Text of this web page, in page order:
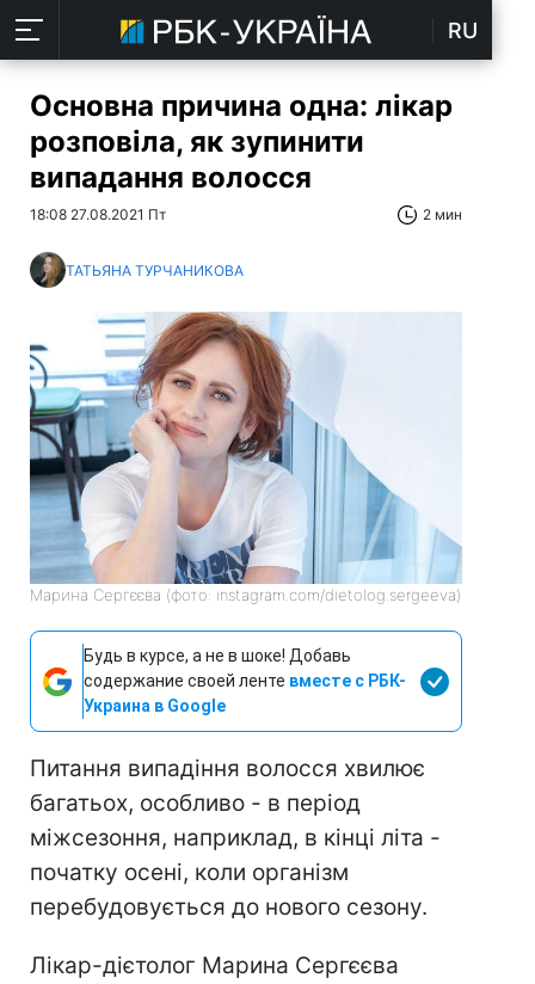
RU
Основна причина одна: лікар
розповіла, як зупинити
випадання волосся
18:08 27.08.2021 Пт 2 мин
ТАТЬЯНА ТУРЧАНИКОВА
Марина Сергєєва (фото: instagram.com/dietolog.sergeeva)
Будь в курсе, а не в шоке! Добавь
содержание своей ленте вместе с РБК-
Украина в Google
Питання випадіння волосся хвилює
багатьох, особливо - в період
міжсезоння, наприклад, в кінці літа -
початку осені, коли організм
перебудовується до нового сезону.
Лікар-дієтолог Марина Сергєєва